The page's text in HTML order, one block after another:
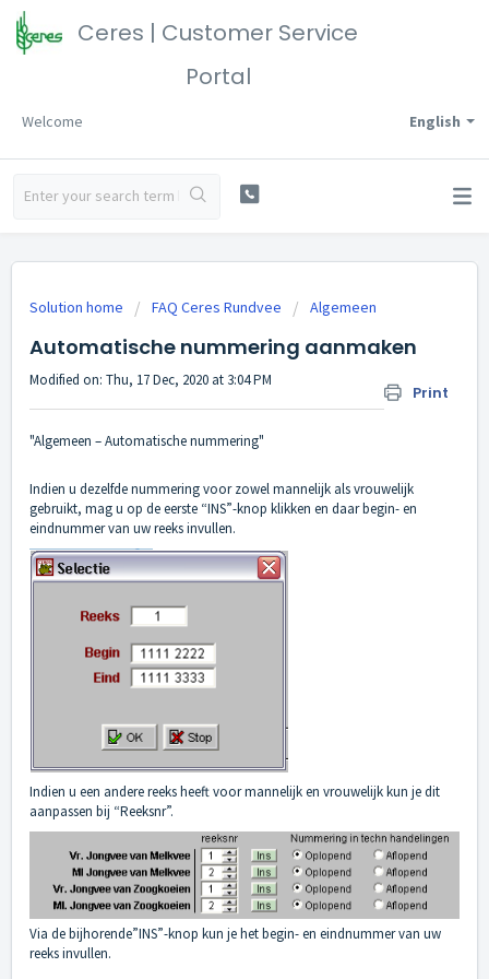
Ceres | Customer Service
Portal
English
Welcome
Solution home FAQ Ceres Rundvee Algemeen
Automatische nummering aanmaken
Print
Modified on: Thu, 17 Dec, 2020 at 3:04 PM
"Algemeen – Automatische nummering"
Indien u dezelfde nummering voor zowel mannelijk als vrouwelijk
gebruikt, mag u op de eerste “INS”-knop klikken en daar begin- en
eindnummer van uw reeks invullen.
Indien u een andere reeks heeft voor mannelijk en vrouwelijk kun je dit
aanpassen bij “Reeksnr”.
Via de bijhorende”INS”-knop kun je het begin- en eindnummer van uw
reeks invullen.